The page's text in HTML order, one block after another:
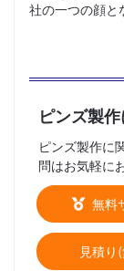
社の一つの顔と
ピンズ製
ピンズ製作に
問はお気軽に
無料
見積り